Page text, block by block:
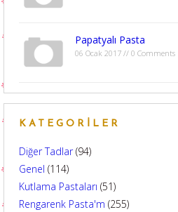
Papatyalı Pasta
06 Ocak 2017 // 0 Comments
KATEGORILER
Diğer Tadlar(94)
Genel (114)
Kutlama Pastaları (51)
Rengarenk Pasta'm (255)